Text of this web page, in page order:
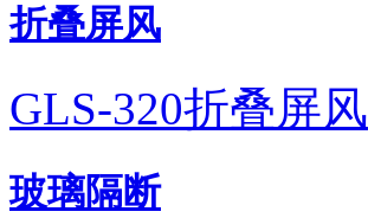
折叠屏风
GLS-320折叠屏风
玻璃隔断